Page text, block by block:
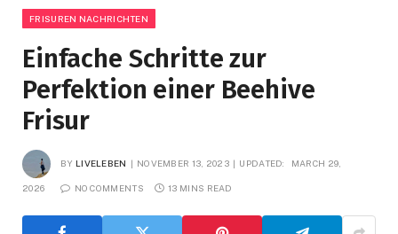
FRISUREN NACHRICHTEN
Einfache Schritte zur
Perfektion einer Beehive
Frisur
BY LIVELEBEN NOVEMBER 13, 2023 UPDATED: MARCH 29,
2026 NO COMMENTS 13 MINS READ